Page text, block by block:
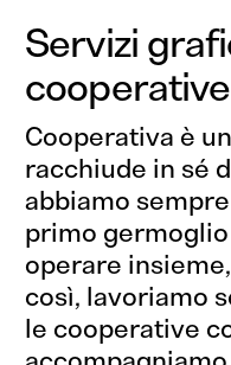
Servizi
cooperative
Cooperativa è
racchiude in sé
abbiamo
primo
operare insieme,
così, lavoriamo
le cooperative